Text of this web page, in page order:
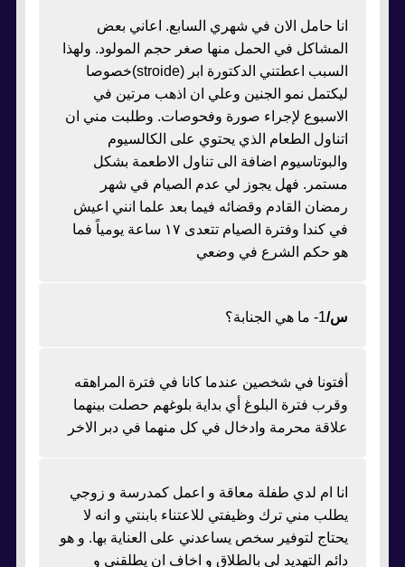
انا حامل الان في شهري السابع. اعاني بعض
المشاكل في الحمل منها صغر حجم المولود. ولهذا
السبب اعطتني الدكتورة ابر (stroide)خصوصا
ليكتمل نمو الجنين وعلي ان اذهب مرتين في
الاسبوع لإجراء صورة وفحوصات. وطلبت مني ان
اتناول الطعام الذي يحتوي على الكالسيوم
والبوتاسيوم اضافة الى تناول الاطعمة بشكل
مستمر. فهل يجوز لي عدم الصيام في شهر
رمضان القادم وقضائه فيما بعد علما انني اعيش
في كندا وفترة الصيام تتعدى ١٧ ساعة يومياً فما
هو حكم الشرع في وضعي
س/1- ما هي الجنابة؟
أفتونا في شخصين عندما كانا في فترة المراهقه
وقرب فترة البلوغ أي بداية بلوغهم حصلت بينهما
علاقة محرمة وادخال في كل منهما في دبر الاخر
انا ام لدي طفلة معاقة و اعمل كمدرسة و زوجي
يطلب مني ترك وظيفتي للاعتناء بابنتي و انه لا
يحتاج لتوفير سخص يساعدني على العناية بها. و هو
دائم التهديد لي بالطلاق و اخاف ان يطلقني و